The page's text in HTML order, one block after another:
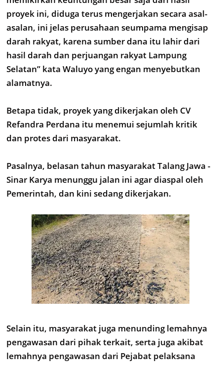
proyek ini, diduga terus mengerjakan secara asal-
asalan, ini jelas perusahaan seumpama mengisap
darah rakyat, karena sumber dana itu lahir dari
hasil darah dan perjuangan rakyat Lampung
Selatan” kata Waluyo yang engan menyebutkan
alamatnya.
Betapa tidak, proyek yang dikerjakan oleh CV
Refandra Perdana itu menemui sejumlah kritik
dan protes dari masyarakat.
Pasalnya, belasan tahun masyarakat Talang Jawa -
Sinar Karya menunggu jalan ini agar diaspal oleh
Pemerintah, dan kini sedang dikerjakan.
Selain itu, masyarakat juga menunding lemahnya
pengawasan dari pihak terkait, serta juga akibat
lemahnya pengawasan dari Pejabat pelaksana